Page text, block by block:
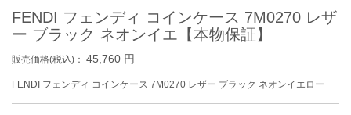
FENDI フェンディ コインケース 7M0270 レザ
ー ブラック ネオンイエ【本物保証】
販売価格(税込)： 45,760 円
FENDI フェンディ コインケース 7M0270 レザー ブラック ネオンイエロー